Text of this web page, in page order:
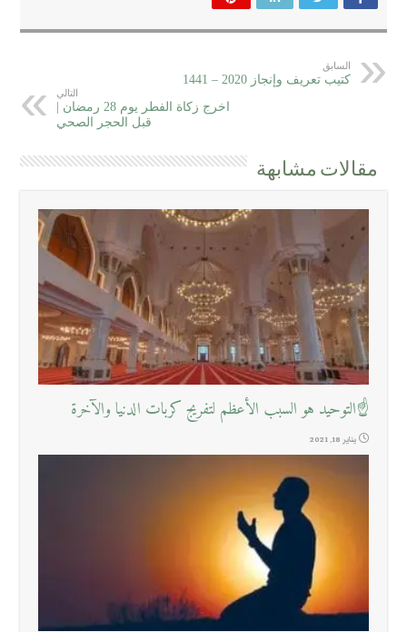
السابق
كتيب تعريف وإنجاز 2020 – 1441
التالي
اخرج زكاة الفطر يوم 28 رمضان |
قبل الحجر الصحي
مقالات مشابهة
☝التوحيد هو السبب الأعظم لتفريج كربات الدنيا والآخرة
يناير 18, 2021